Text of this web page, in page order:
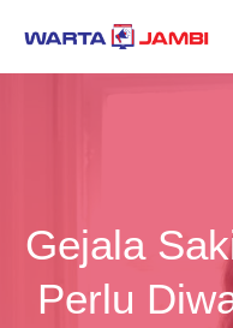
Gejala
Perlu